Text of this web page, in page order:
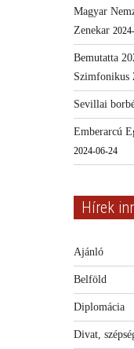
Magyar
Zenekar
Bemutatta
Szimfonikus
Sevillai
Emberarcú
2024-06-24
Hírek
Ajánló
Belföld
Diplomácia
Divat,